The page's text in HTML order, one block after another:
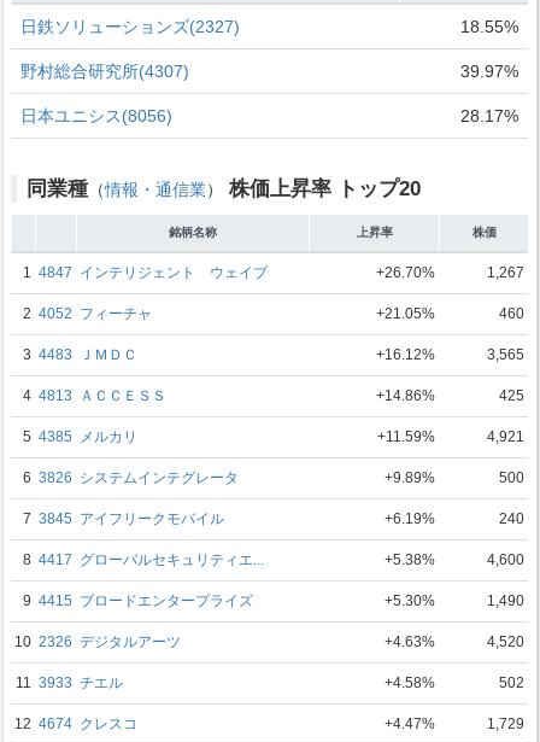
日鉄ソリューションズ(2327) 18.55%
野村総合研究所(4307) 39.97%
日本ユニシス(8056) 28.17%
同業種 （情報・通信業） 株価上昇率 トップ20
銘柄名称 上昇率 株価
1 4847 インテリジェント ウェイブ +26.70% 1,267
2 4052 フィーチャ +21.05% 460
3 4483 ＪＭＤＣ +16.12% 3,565
4 4813 ＡＣＣＥＳＳ +14.86% 425
5 4385 メルカリ +11.59% 4,921
6 3826 システムインテグレータ +9.89% 500
7 3845 アイフリークモバイル +6.19% 240
8 4417 グローバルセキュリティエ... +5.38% 4,600
9 4415 ブロードエンタープライズ +5.30% 1,490
10 2326 デジタルアーツ +4.63% 4,520
11 3933 チエル +4.58% 502
12 4674 クレスコ +4.47% 1,729